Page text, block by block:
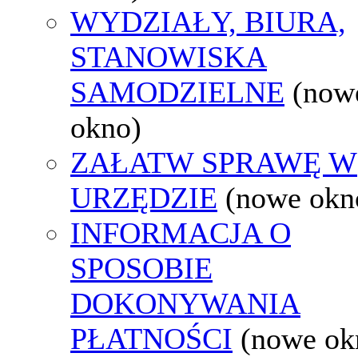
WYDZIAŁY, BIURA,
STANOWISKA
SAMODZIELNE
okno)
ZAŁATW SPRAWĘ W
URZĘDZIE (nowe
INFORMACJA O
SPOSOBIE
DOKONYWANIA
PŁATNOŚCI (nowe